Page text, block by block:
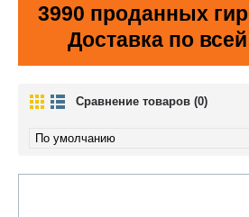
3990 проданных
Доставка по
Сравнение товаров (0)